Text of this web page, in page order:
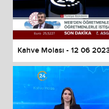
Kahve Molası - 12 06